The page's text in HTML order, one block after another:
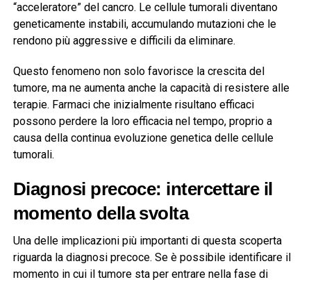
“acceleratore” del cancro. Le cellule tumorali diventano
geneticamente instabili, accumulando mutazioni che le
rendono più aggressive e difficili da eliminare.
Questo fenomeno non solo favorisce la crescita del
tumore, ma ne aumenta anche la capacità di resistere alle
terapie. Farmaci che inizialmente risultano efficaci
possono perdere la loro efficacia nel tempo, proprio a
causa della continua evoluzione genetica delle cellule
tumorali.
Diagnosi precoce: intercettare il
momento della svolta
Una delle implicazioni più importanti di questa scoperta
riguarda la diagnosi precoce. Se è possibile identificare il
momento in cui il tumore sta per entrare nella fase di